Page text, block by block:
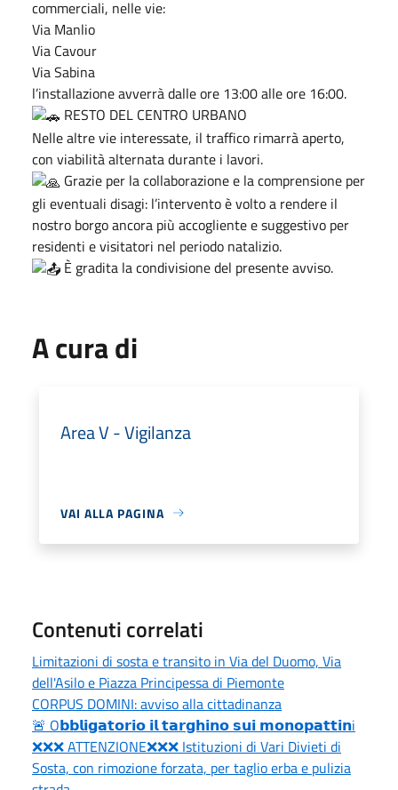
commerciali, nelle vie:
Via Manlio
Via Cavour
Via Sabina
l’installazione avverrà dalle ore 13:00 alle ore 16:00.
RESTO DEL CENTRO URBANO
Nelle altre vie interessate, il traffico rimarrà aperto,
con viabilità alternata durante i lavori.
Grazie per la collaborazione e la comprensione per
gli eventuali disagi: l’intervento è volto a rendere il
nostro borgo ancora più accogliente e suggestivo per
residenti e visitatori nel periodo natalizio.
È gradita la condivisione del presente avviso.
A cura di
Area V - Vigilanza
VAI ALLA PAGINA
Contenuti correlati
Limitazioni di sosta e transito in Via del Duomo, Via
dell'Asilo e Piazza Principessa di Piemonte
CORPUS DOMINI: avviso alla cittadinanza
🚨 O𝗯𝗯𝗹𝗶𝗴𝗮𝘁𝗼𝗿𝗶𝗼 𝗶𝗹 𝘁𝗮𝗿𝗴𝗵𝗶𝗻𝗼 𝘀𝘂𝗶 𝗺𝗼𝗻𝗼𝗽𝗮𝘁𝘁𝗶𝗻i
❌❌❌ ATTENZIONE❌❌❌ Istituzioni di Vari Divieti di
Sosta, con rimozione forzata, per taglio erba e pulizia